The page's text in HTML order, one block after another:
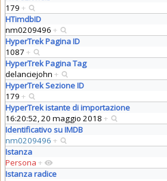
179 +
HTimdbID
nm0209496 +
HyperTrek Pagina ID
1087 +
HyperTrek Pagina Tag
delanciejohn +
HyperTrek Sezione ID
179 +
HyperTrek istante di importazione
16:20:52, 20 maggio 2018 +
Identificativo su IMDB
nm0209496 +
Istanza
Persona +
Istanza radice